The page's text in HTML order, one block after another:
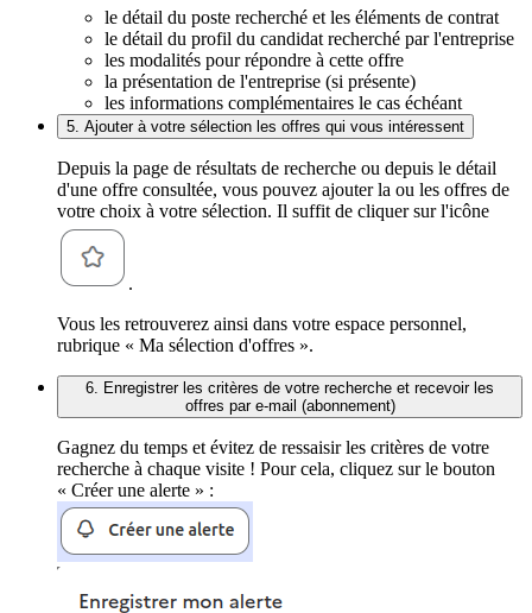
le détail du poste recherché et les éléments de contrat
le détail du profil du candidat recherché par l'entreprise
les modalités pour répondre à cette offre
la présentation de l'entreprise (si présente)
les informations complémentaires le cas échéant
5. Ajouter à votre sélection les offres qui vous intéressent
Depuis la page de résultats de recherche ou depuis le détail
d'une offre consultée, vous pouvez ajouter la ou les offres de
votre choix à votre sélection. Il suffit de cliquer sur l'icône
.
Vous les retrouverez ainsi dans votre espace personnel,
rubrique « Ma sélection d'offres ».
6. Enregistrer les critères de votre recherche et recevoir les
offres par e-mail (abonnement)
Gagnez du temps et évitez de ressaisir les critères de votre
recherche à chaque visite ! Pour cela, cliquez sur le bouton
« Créer une alerte » :